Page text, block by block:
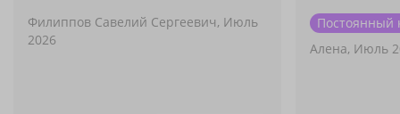
Филиппов Савелий Сергеевич, Июль
2026
Постоянный
Алена, Июль